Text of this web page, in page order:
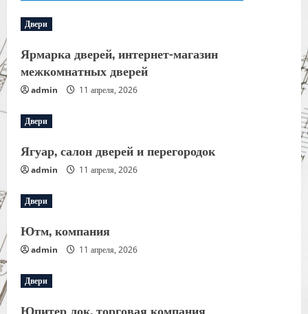
Двери
Ярмарка дверей, интернет-магазин
межкомнатных дверей
admin 11 апреля, 2026
Двери
Ягуар, салон дверей и перегородок
admin 11 апреля, 2026
Двери
Ютм, компания
admin 11 апреля, 2026
Двери
Юпитер лок, торговая компания